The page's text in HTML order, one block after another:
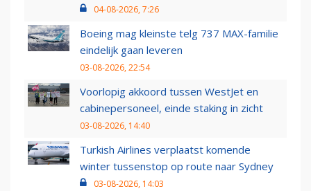
04-08-2026, 7:26
Boeing mag kleinste telg 737 MAX-familie
eindelijk gaan leveren
03-08-2026, 22:54
Voorlopig akkoord tussen WestJet en
cabinepersoneel, einde staking in zicht
03-08-2026, 14:40
Turkish Airlines verplaatst komende
winter tussenstop op route naar Sydney
03-08-2026, 14:03